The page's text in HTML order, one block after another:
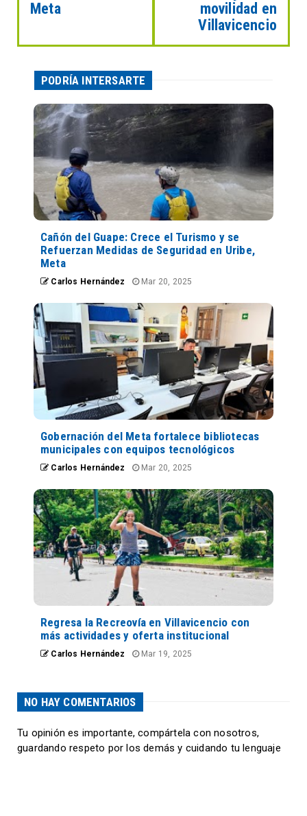
Meta
movilidad en
Villavicencio
PODRÍA INTERSARTE
Cañón del Guape: Crece el Turismo y se
Refuerzan Medidas de Seguridad en Uribe,
Meta
Carlos Hernández Mar 20, 2025
Gobernación del Meta fortalece bibliotecas
municipales con equipos tecnológicos
Carlos Hernández Mar 20, 2025
Regresa la Recreovía en Villavicencio con
más actividades y oferta institucional
Carlos Hernández Mar 19, 2025
NO HAY COMENTARIOS
Tu opinión es importante, compártela con nosotros,
guardando respeto por los demás y cuidando tu lenguaje